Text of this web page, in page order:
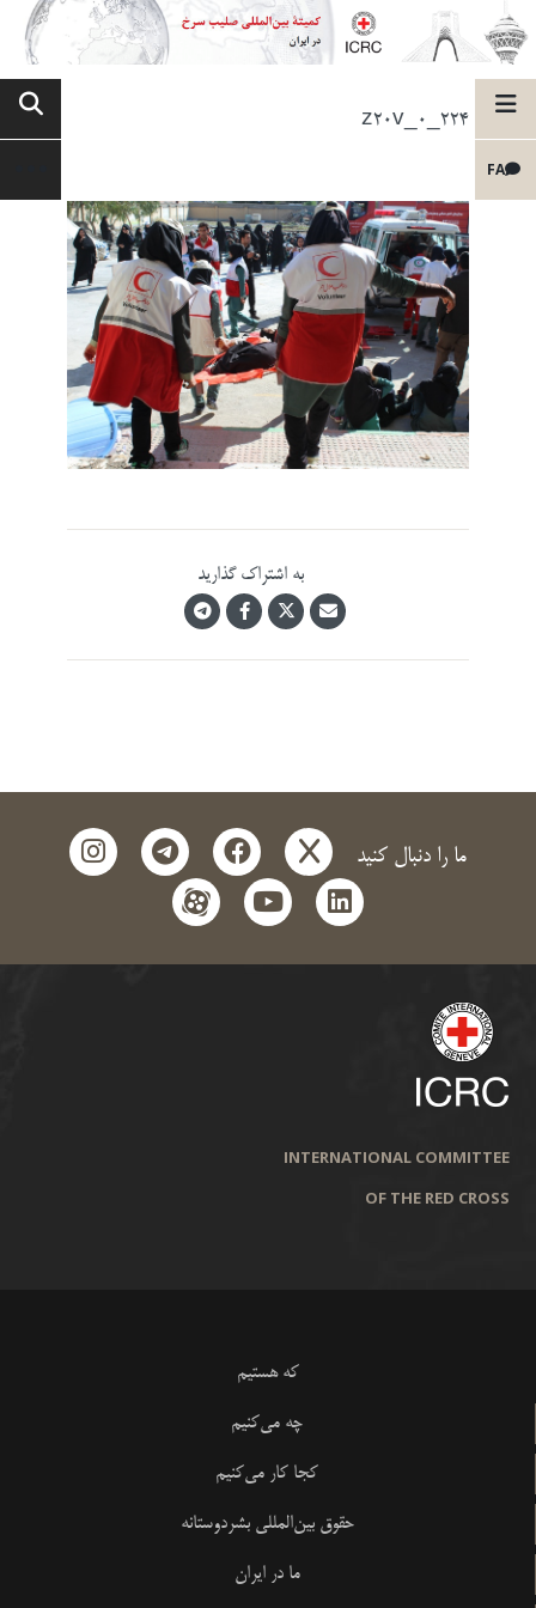
FA
z20v_0_224
به اشتراک گذارید
ما را دنبال کنید x
facebook
telegram
instagram
linkedin
youtube
aparat
INTERNATIONAL COMMITTEE
OF THE RED CROSS
که هستیم
چه می‌کنیم
کجا کار می‌کنیم
حقوق بین‌المللی بشردوستانه
ما در ایران